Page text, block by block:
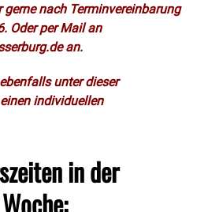
nach Terminvereinbarung
Oder per Mail an
an.
unter dieser
individuellen
in der